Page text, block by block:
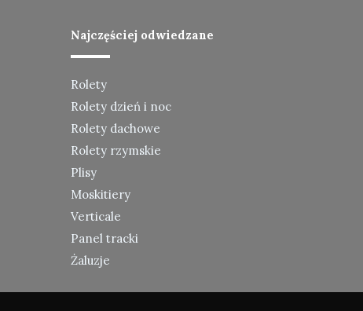
Najczęściej odwiedzane
Rolety
Rolety dzień i noc
Rolety dachowe
Rolety rzymskie
Plisy
Moskitiery
Verticale
Panel tracki
Żaluzje